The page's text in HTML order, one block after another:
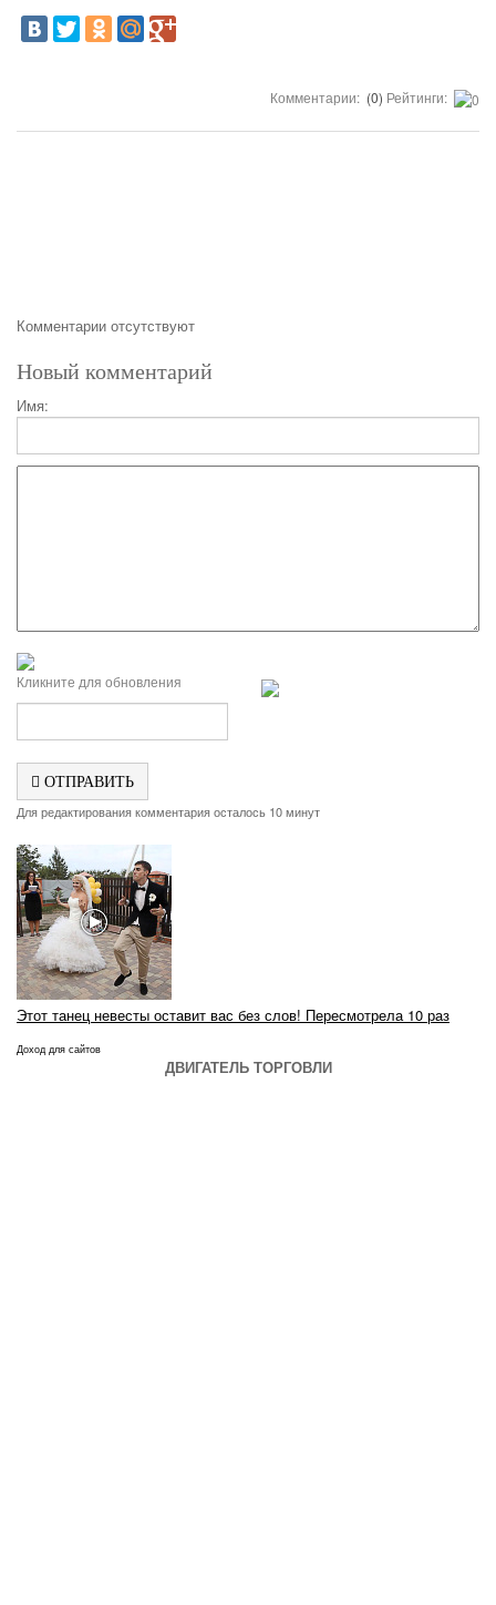
Комментарии: (0) Рейтинги:
Комментарии отсутствуют
Новый комментарий
Имя:
Кликните для обновления
ОТПРАВИТЬ
Для редактирования комментария осталось 10 минут
Этот танец невесты оставит вас без слов! Пересмотрела 10 раз
Доход для сайтов
ДВИГАТЕЛЬ ТОРГОВЛИ